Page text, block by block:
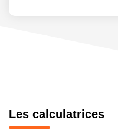
Les calculatrices